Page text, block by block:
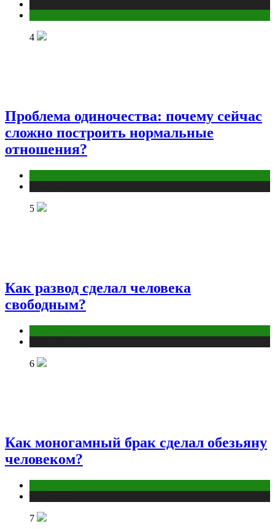
4
Проблема одиночества: почему сейчас
сложно построить нормальные
отношения?
5
Как развод сделал человека
свободным?
6
Как моногамный брак сделал обезьяну
человеком?
7